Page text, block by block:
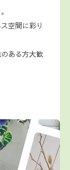
空間に彩り
ある方大歓